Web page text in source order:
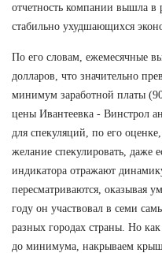
отчетность компании вышла
стабильно ухудшающихся
По его словам, ежемесячные
долларов, что значительно
минимум заработной платы
цены Ивантеевка - Винстрол
для спекуляций, по его
желание спекулировать, даже
индикатора отражают
пересматриваются, оказывая
году он участвовал в семи
разных городах страны. Но
до минимума, накрываем